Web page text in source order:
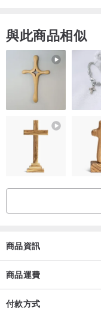
領寬｜30cm
領高｜21cm
袖口｜31cm
▲洗滌建議
1、洗衣機或手洗皆可
2、亞麻商品建議使用洗
比較不容易皺。
▲拍攝與實物差異
1、商品的拍攝光源皆為
我們，可以拍照給您做確
參考，若對衣服的尺寸不
▲ 出貨時間
與此商品相似
商品資訊
商品運費
付款方式